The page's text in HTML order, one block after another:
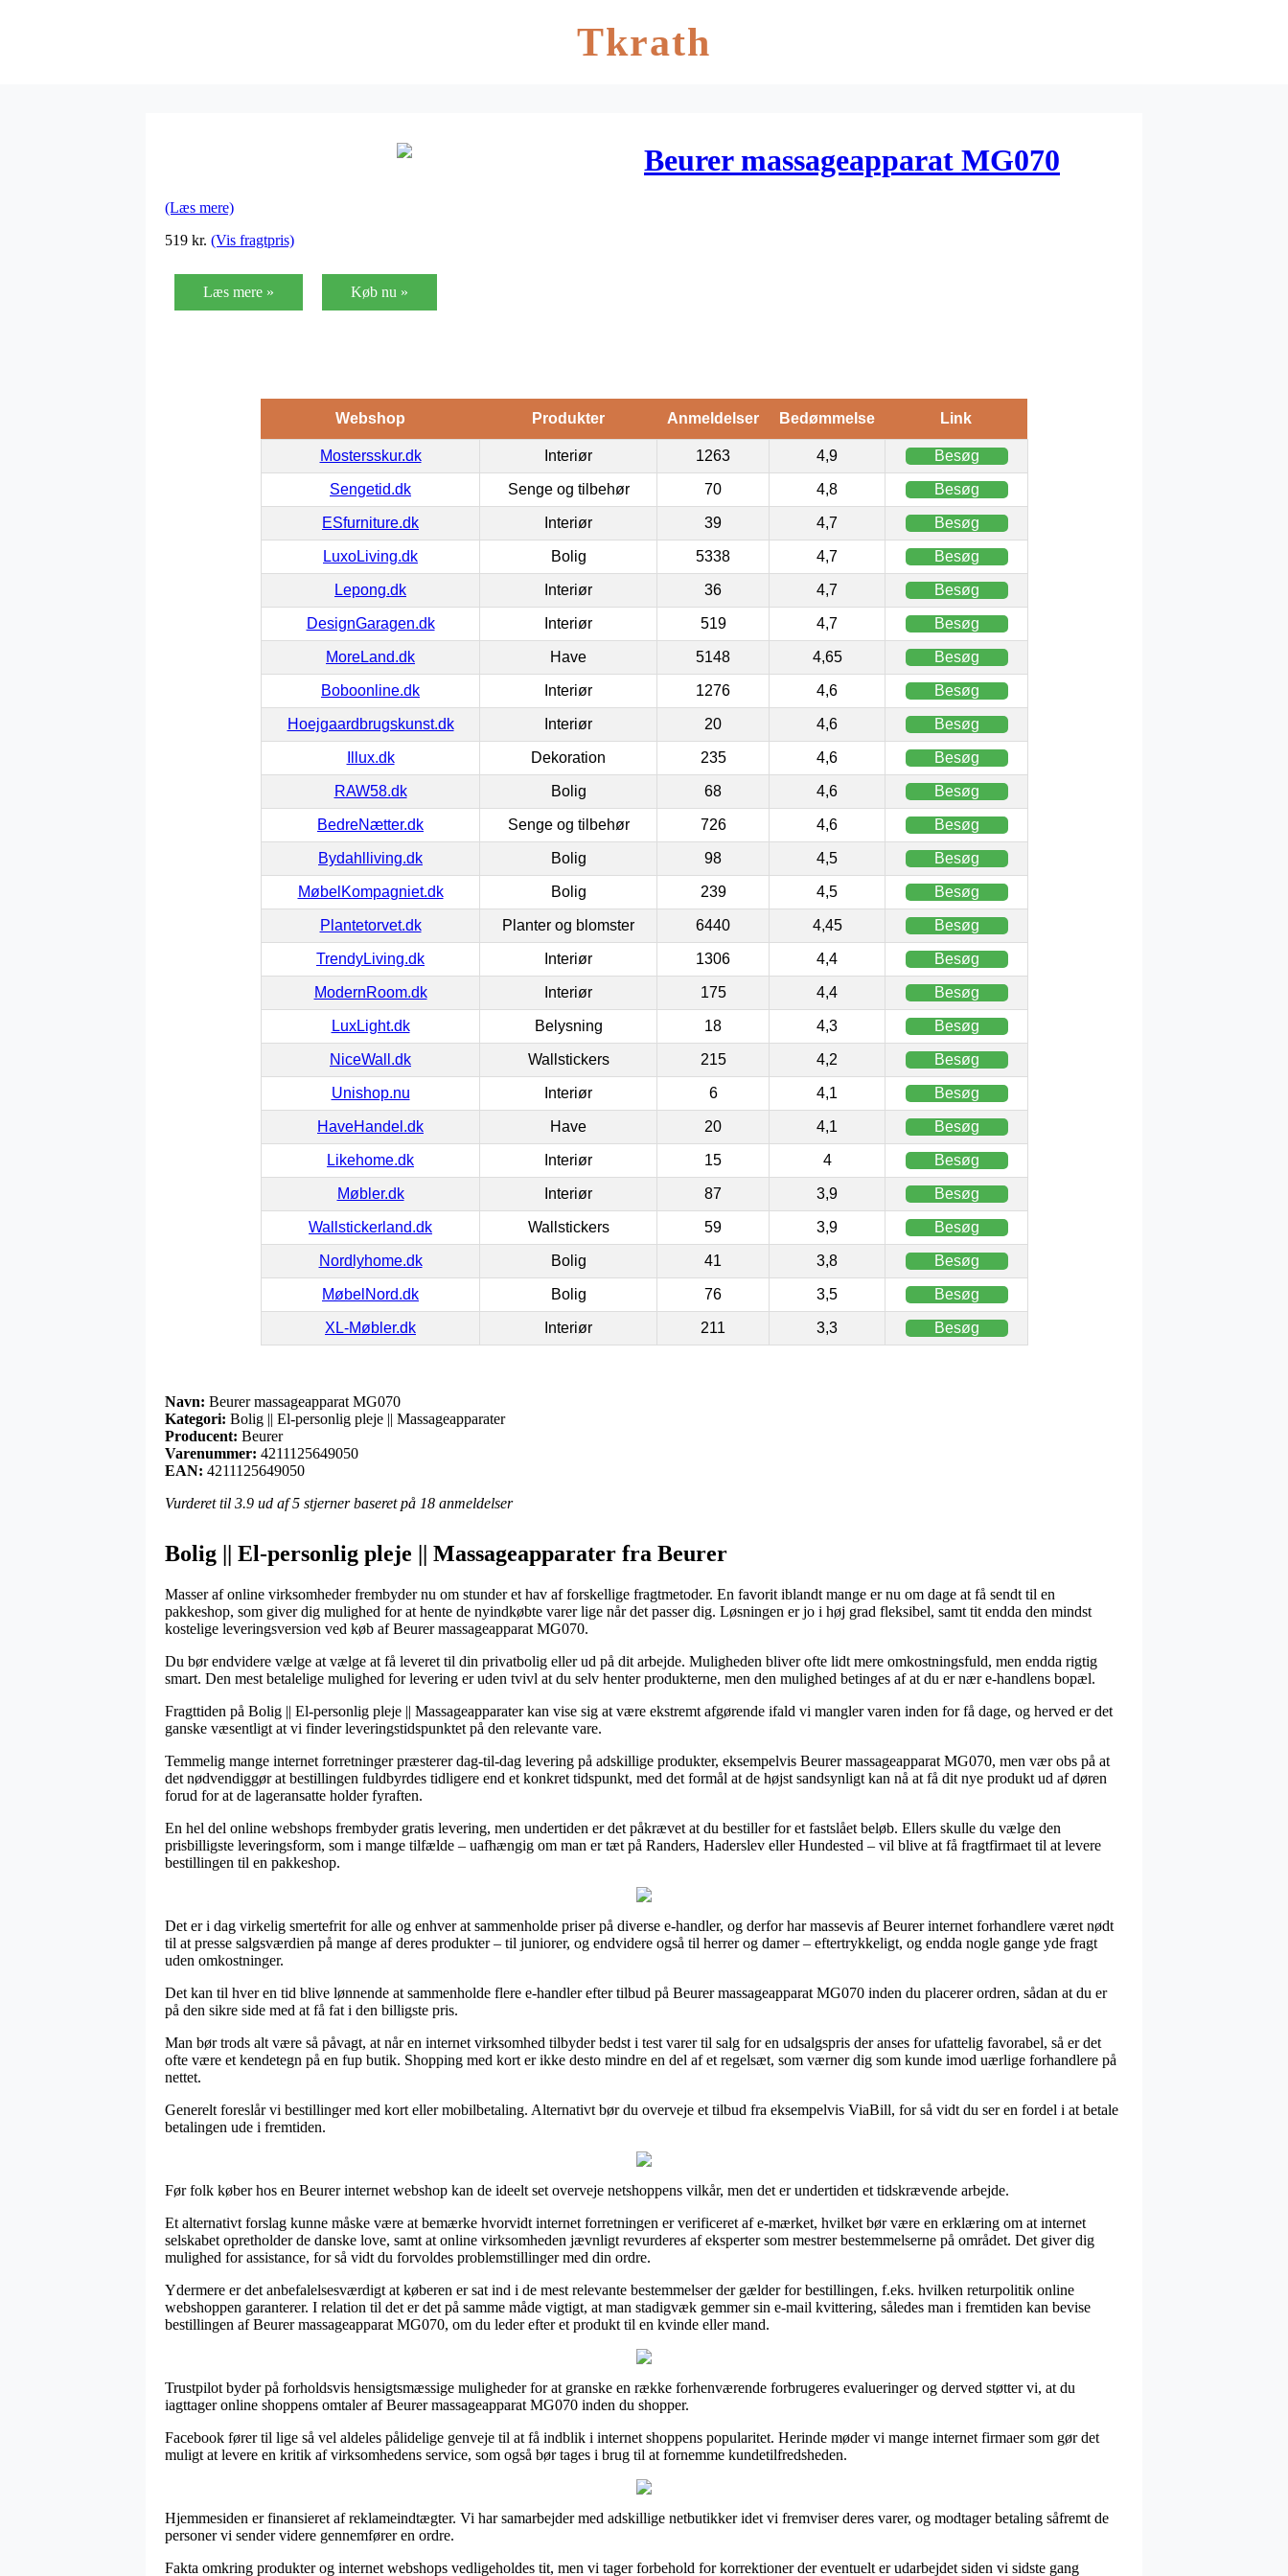
Tkrath
Beurer massageapparat MG070
(Læs mere)
519 kr. (Vis fragtpris)
Læs mere » Køb nu »
Webshop Produkter Anmeldelser Bedømmelse Link
Mostersskur.dk Interiør 1263 4,9 Besøg
Sengetid.dk Senge og tilbehør 70 4,8 Besøg
ESfurniture.dk Interiør 39 4,7 Besøg
LuxoLiving.dk Bolig 5338 4,7 Besøg
Lepong.dk Interiør 36 4,7 Besøg
DesignGaragen.dk Interiør 519 4,7 Besøg
MoreLand.dk Have 5148 4,65 Besøg
Boboonline.dk Interiør 1276 4,6 Besøg
Hoejgaardbrugskunst.dk Interiør 20 4,6 Besøg
Illux.dk Dekoration 235 4,6 Besøg
RAW58.dk Bolig 68 4,6 Besøg
BedreNætter.dk Senge og tilbehør 726 4,6 Besøg
Bydahlliving.dk Bolig 98 4,5 Besøg
MøbelKompagniet.dk Bolig 239 4,5 Besøg
Plantetorvet.dk Planter og blomster 6440 4,45 Besøg
TrendyLiving.dk Interiør 1306 4,4 Besøg
ModernRoom.dk Interiør 175 4,4 Besøg
LuxLight.dk Belysning 18 4,3 Besøg
NiceWall.dk Wallstickers 215 4,2 Besøg
Unishop.nu Interiør 6 4,1 Besøg
HaveHandel.dk Have 20 4,1 Besøg
Likehome.dk Interiør 15 4 Besøg
Møbler.dk Interiør 87 3,9 Besøg
Wallstickerland.dk Wallstickers 59 3,9 Besøg
Nordlyhome.dk Bolig 41 3,8 Besøg
MøbelNord.dk Bolig 76 3,5 Besøg
XL-Møbler.dk Interiør 211 3,3 Besøg
Navn: Beurer massageapparat MG070
Kategori: Bolig || El-personlig pleje || Massageapparater
Producent: Beurer
Varenummer: 4211125649050
EAN: 4211125649050
Vurderet til 3.9 ud af 5 stjerner baseret på 18 anmeldelser
Bolig || El-personlig pleje || Massageapparater fra Beurer
Masser af online virksomheder frembyder nu om stunder et hav af forskellige fragtmetoder. En favorit iblandt mange er nu om dage at få sendt til en
pakkeshop, som giver dig mulighed for at hente de nyindkøbte varer lige når det passer dig. Løsningen er jo i høj grad fleksibel, samt tit endda den mindst
kostelige leveringsversion ved køb af Beurer massageapparat MG070.
Du bør endvidere vælge at vælge at få leveret til din privatbolig eller ud på dit arbejde. Muligheden bliver ofte lidt mere omkostningsfuld, men endda rigtig
smart. Den mest betalelige mulighed for levering er uden tvivl at du selv henter produkterne, men den mulighed betinges af at du er nær e-handlens bopæl.
Fragttiden på Bolig || El-personlig pleje || Massageapparater kan vise sig at være ekstremt afgørende ifald vi mangler varen inden for få dage, og herved er det
ganske væsentligt at vi finder leveringstidspunktet på den relevante vare.
Temmelig mange internet forretninger præsterer dag-til-dag levering på adskillige produkter, eksempelvis Beurer massageapparat MG070, men vær obs på at
det nødvendiggør at bestillingen fuldbyrdes tidligere end et konkret tidspunkt, med det formål at de højst sandsynligt kan nå at få dit nye produkt ud af døren
forud for at de lageransatte holder fyraften.
En hel del online webshops frembyder gratis levering, men undertiden er det påkrævet at du bestiller for et fastslået beløb. Ellers skulle du vælge den
prisbilligste leveringsform, som i mange tilfælde – uafhængig om man er tæt på Randers, Haderslev eller Hundested – vil blive at få fragtfirmaet til at levere
bestillingen til en pakkeshop.
Det er i dag virkelig smertefrit for alle og enhver at sammenholde priser på diverse e-handler, og derfor har massevis af Beurer internet forhandlere været nødt
til at presse salgsværdien på mange af deres produkter – til juniorer, og endvidere også til herrer og damer – eftertrykkeligt, og endda nogle gange yde fragt
uden omkostninger.
Det kan til hver en tid blive lønnende at sammenholde flere e-handler efter tilbud på Beurer massageapparat MG070 inden du placerer ordren, sådan at du er
på den sikre side med at få fat i den billigste pris.
Man bør trods alt være så påvagt, at når en internet virksomhed tilbyder bedst i test varer til salg for en udsalgspris der anses for ufattelig favorabel, så er det
ofte være et kendetegn på en fup butik. Shopping med kort er ikke desto mindre en del af et regelsæt, som værner dig som kunde imod uærlige forhandlere på
nettet.
Generelt foreslår vi bestillinger med kort eller mobilbetaling. Alternativt bør du overveje et tilbud fra eksempelvis ViaBill, for så vidt du ser en fordel i at betale
betalingen ude i fremtiden.
Før folk køber hos en Beurer internet webshop kan de ideelt set overveje netshoppens vilkår, men det er undertiden et tidskrævende arbejde.
Et alternativt forslag kunne måske være at bemærke hvorvidt internet forretningen er verificeret af e-mærket, hvilket bør være en erklæring om at internet
selskabet opretholder de danske love, samt at online virksomheden jævnligt revurderes af eksperter som mestrer bestemmelserne på området. Det giver dig
mulighed for assistance, for så vidt du forvoldes problemstillinger med din ordre.
Ydermere er det anbefalelsesværdigt at køberen er sat ind i de mest relevante bestemmelser der gælder for bestillingen, f.eks. hvilken returpolitik online
webshoppen garanterer. I relation til det er det på samme måde vigtigt, at man stadigvæk gemmer sin e-mail kvittering, således man i fremtiden kan bevise
bestillingen af Beurer massageapparat MG070, om du leder efter et produkt til en kvinde eller mand.
Trustpilot byder på forholdsvis hensigtsmæssige muligheder for at granske en række forhenværende forbrugeres evalueringer og derved støtter vi, at du
iagttager online shoppens omtaler af Beurer massageapparat MG070 inden du shopper.
Facebook fører til lige så vel aldeles pålidelige genveje til at få indblik i internet shoppens popularitet. Herinde møder vi mange internet firmaer som gør det
muligt at levere en kritik af virksomhedens service, som også bør tages i brug til at fornemme kundetilfredsheden.
Hjemmesiden er finansieret af reklameindtægter. Vi har samarbejder med adskillige netbutikker idet vi fremviser deres varer, og modtager betaling såfremt de
personer vi sender videre gennemfører en ordre.
Fakta omkring produkter og internet webshops vedligeholdes tit, men vi tager forbehold for korrektioner der eventuelt er udarbejdet siden vi sidste gang